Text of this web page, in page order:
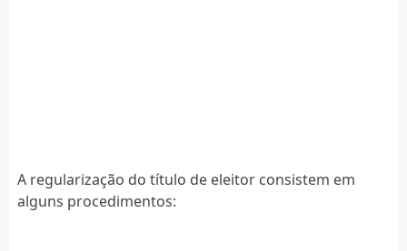
A regularização do título de eleitor consistem em
alguns procedimentos: